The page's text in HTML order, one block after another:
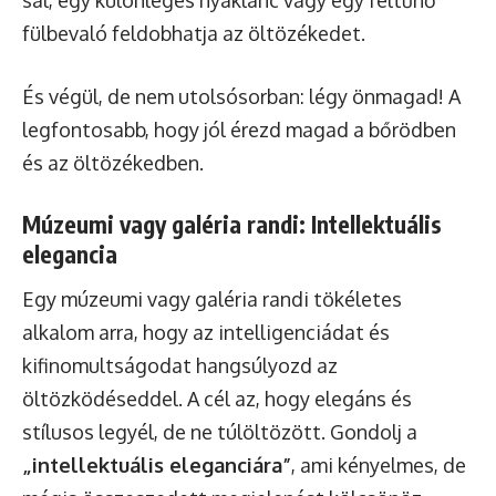
fülbevaló feldobhatja az öltözékedet.
És végül, de nem utolsósorban: légy önmagad! A
legfontosabb, hogy jól érezd magad a bőrödben
és az öltözékedben.
Múzeumi vagy galéria randi: Intellektuális
elegancia
Egy múzeumi vagy galéria randi tökéletes
alkalom arra, hogy az intelligenciádat és
kifinomultságodat hangsúlyozd az
öltözködéseddel. A cél az, hogy elegáns és
stílusos legyél, de ne túlöltözött. Gondolj a
„intellektuális eleganciára”, ami kényelmes, de